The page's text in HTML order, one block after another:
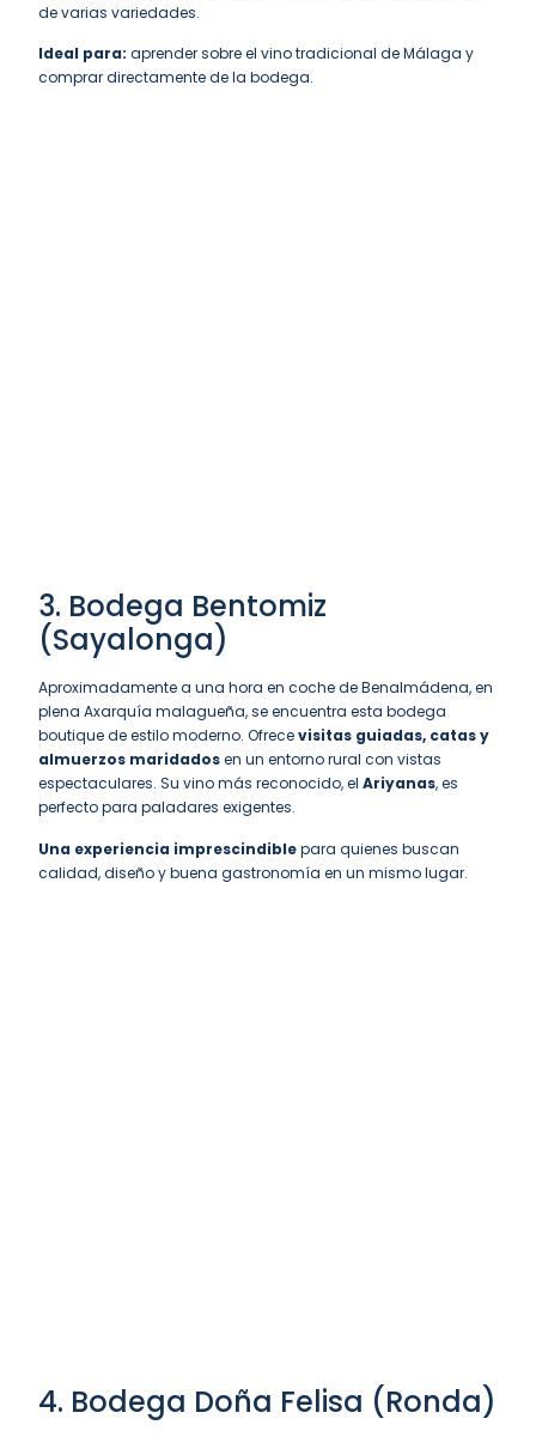
de varias variedades.
Ideal para: aprender sobre el vino tradicional de Málaga y
comprar directamente de la bodega.
3. Bodega Bentomiz
(Sayalonga)
Aproximadamente a una hora en coche de Benalmádena, en
plena Axarquía malagueña, se encuentra esta bodega
boutique de estilo moderno. Ofrecevisitas guiadas, catas y
almuerzos maridadosen un entorno rural con vistas
espectaculares. Su vino más reconocido, el Ariyanas, es
perfecto para paladares exigentes.
Una experiencia imprescindiblepara quienes buscan
calidad, diseño y buena gastronomía en un mismo lugar.
4. Bodega Doña Felisa (Ronda)